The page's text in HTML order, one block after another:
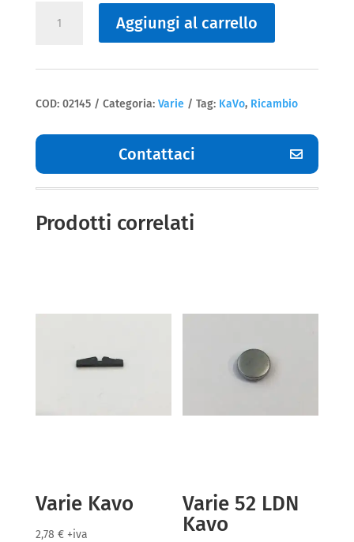
Aggiungi al carrello
COD: 02145 Categoria: Varie Tag: KaVo, Ricambio
Contattaci
Prodotti correlati
Varie Kavo
2,78 € +iva
Varie 52 LDN
Kavo